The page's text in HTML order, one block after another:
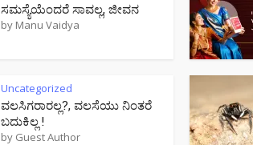
ಸಮಸ್ಯೆಯೆಂದರೆ ಸಾವಲ್ಲ, ಜೀವನ
by Manu Vaidya
Uncategorized
ವಲಸಿಗರಾರಲ್ಲ?, ವಲಸೆಯು ನಿಂತರೆ
ಬದುಕಿಲ್ಲ !
by Guest Author